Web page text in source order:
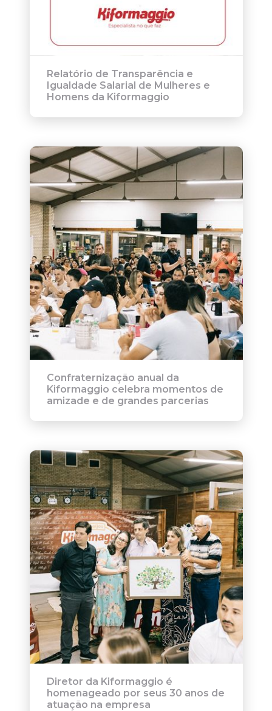
Relatório de Transparência e
Igualdade Salarial de Mulheres e
Homens da Kiformaggio
Confraternização anual da
Kiformaggio celebra momentos de
amizade e de grandes parcerias
Diretor da Kiformaggio é
homenageado por seus 30 anos de
atuação na empresa